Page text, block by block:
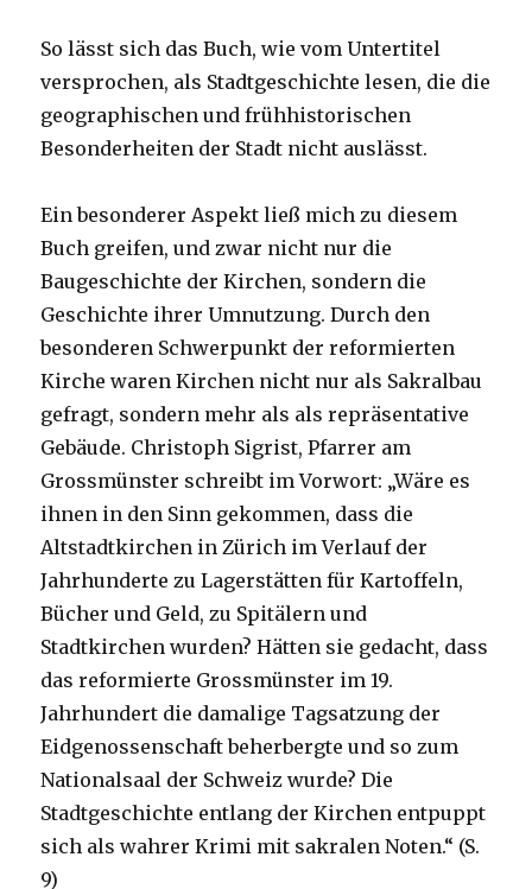
So lässt sich das Buch, wie vom Untertitel
versprochen, als Stadtgeschichte lesen, die die
geographischen und frühhistorischen
Besonderheiten der Stadt nicht auslässt.
Ein besonderer Aspekt ließ mich zu diesem
Buch greifen, und zwar nicht nur die
Baugeschichte der Kirchen, sondern die
Geschichte ihrer Umnutzung. Durch den
besonderen Schwerpunkt der reformierten
Kirche waren Kirchen nicht nur als Sakralbau
gefragt, sondern mehr als als repräsentative
Gebäude. Christoph Sigrist, Pfarrer am
Grossmünster schreibt im Vorwort: „Wäre es
ihnen in den Sinn gekommen, dass die
Altstadtkirchen in Zürich im Verlauf der
Jahrhunderte zu Lagerstätten für Kartoffeln,
Bücher und Geld, zu Spitälern und
Stadtkirchen wurden? Hätten sie gedacht, dass
das reformierte Grossmünster im 19.
Jahrhundert die damalige Tagsatzung der
Eidgenossenschaft beherbergte und so zum
Nationalsaal der Schweiz wurde? Die
Stadtgeschichte entlang der Kirchen entpuppt
sich als wahrer Krimi mit sakralen Noten.“ (S.
9)